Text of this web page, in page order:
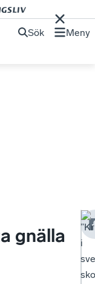
Sök Meny
gnälla
i